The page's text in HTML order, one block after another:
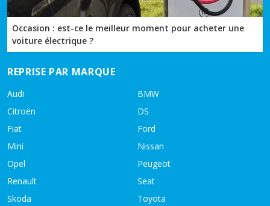
Occasion : est-ce le meilleur moment pour acheter une
voiture électrique ?
REPRISE PAR MARQUE
Audi
BMW
Citroën
DS
Fiat
Ford
Mini
Nissan
Opel
Peugeot
Renault
Seat
Skoda
Toyota